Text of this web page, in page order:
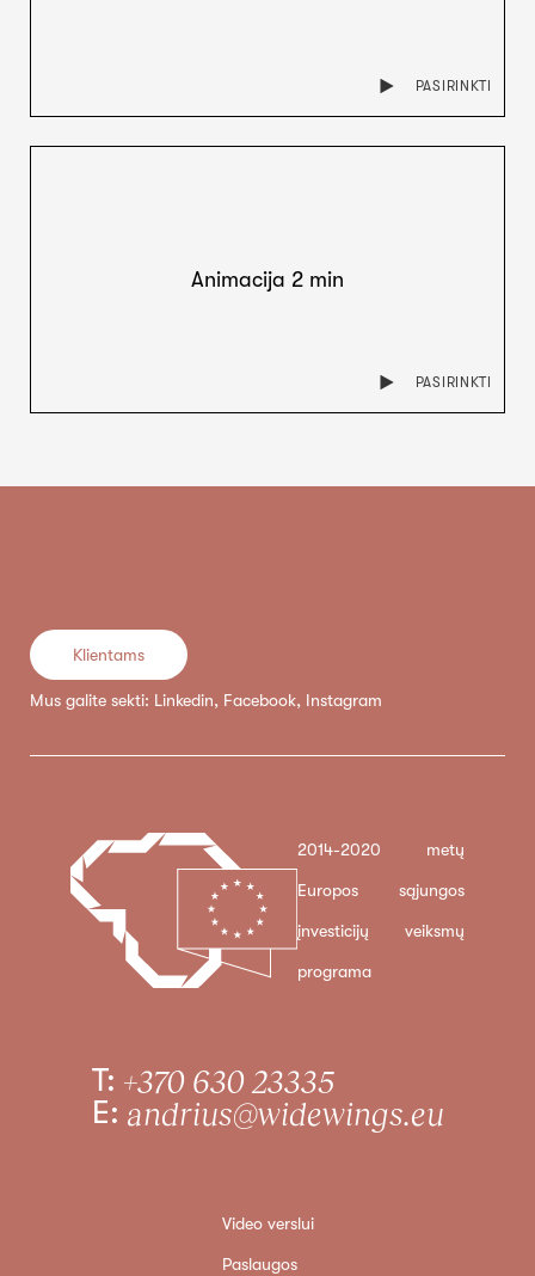
PASIRINKTI
Animacija 2 min
PASIRINKTI
Klientams
Mus galite sekti: Linkedin, Facebook, Instagram
2014-2020 metų
Europos sąjungos
įnvesticijų veiksmų
programa
T: +370 630 23335
E: andrius@widewings.eu
Video verslui
Paslaugos